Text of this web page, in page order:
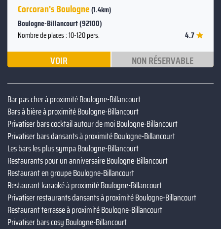
Corcoran's Boulogne(1.4km)
Boulogne-Billancourt (92100)
Nombre de places : 10-120 pers. 4.7
VOIR NON RÉSERVABLE
Bar pas cher à proximité Boulogne-Billancourt
Bars à bière à proximité Boulogne-Billancourt
Privatiser bars cocktail autour de moi Boulogne-Billancourt
Privatiser bars dansants à proximité Boulogne-Billancourt
Les bars les plus sympa Boulogne-Billancourt
Restaurants pour un anniversaire Boulogne-Billancourt
Restaurant en groupe Boulogne-Billancourt
Restaurant karaoké à proximité Boulogne-Billancourt
Privatiser restaurants dansants à proximité Boulogne-Billancourt
Restaurant terrasse à proximité Boulogne-Billancourt
Privatiser bars cosy Boulogne-Billancourt